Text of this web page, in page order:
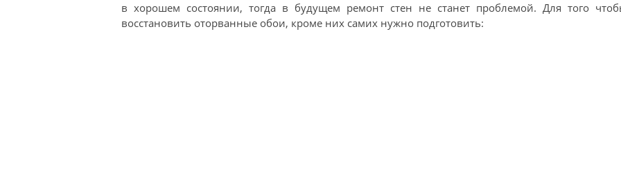
в хорошем состоянии, тогда в будущем ремонт стен не станет проблемой. Для того
восстановить оторванные обои, кроме них самих нужно подготовить: